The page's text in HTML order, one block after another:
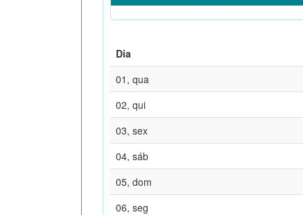
Dia
01, qua
02, qui
03, sex
04, sáb
05, dom
06, seg